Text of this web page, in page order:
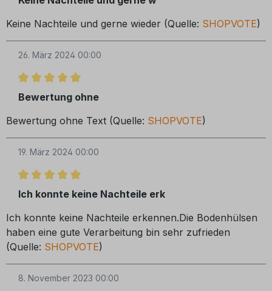
Keine Nachteile und gerne wieder (Quelle: SHOPVOTE)
26. März 2024 00:00
Bewertung mit 5 von 5 Sternen
Bewertung ohne
Bewertung ohne Text (Quelle: SHOPVOTE)
19. März 2024 00:00
Bewertung mit 5 von 5 Sternen
Ich konnte keine Nachteile erk
Ich konnte keine Nachteile erkennen.Die Bodenhülsen
haben eine gute Verarbeitung bin sehr zufrieden
(Quelle: SHOPVOTE)
8. November 2023 00:00